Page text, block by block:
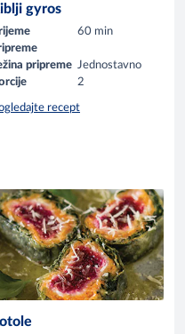
gyros
60 min
pripreme Jednostavno
2
recept